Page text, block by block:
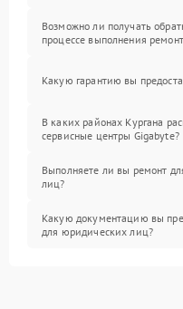
Возможно ли получать
процессе выполнения
Какую гарантию вы
В каких районах Кургана
сервисные центры Gigabyte?
Выполняете ли вы ремонт
лиц?
Какую документацию вы
для юридических лиц?